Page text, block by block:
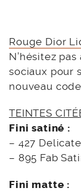
Rouge Dior
N’hésitez
sociaux pour
nouveau
TEINTES
Fini satiné :
– 427
– 895 Fab
Fini matte :